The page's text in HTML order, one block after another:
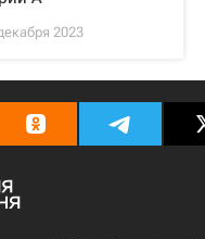
2023